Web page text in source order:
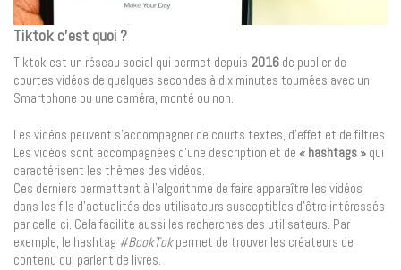
Tiktok c’est quoi ?
Tiktok est un réseau social qui permet depuis 2016 de publier de
courtes vidéos de quelques secondes à dix minutes tournées avec un
Smartphone ou une caméra, monté ou non.
Les vidéos peuvent s’accompagner de courts textes, d’effet et de filtres.
Les vidéos sont accompagnées d’une description et de « hashtags » qui
caractérisent les thèmes des vidéos.
Ces derniers permettent à l’algorithme de faire apparaître les vidéos
dans les fils d’actualités des utilisateurs susceptibles d’être intéressés
par celle-ci. Cela facilite aussi les recherches des utilisateurs. Par
exemple, le hashtag #BookTokpermet de trouver les créateurs de
contenu qui parlent de livres.